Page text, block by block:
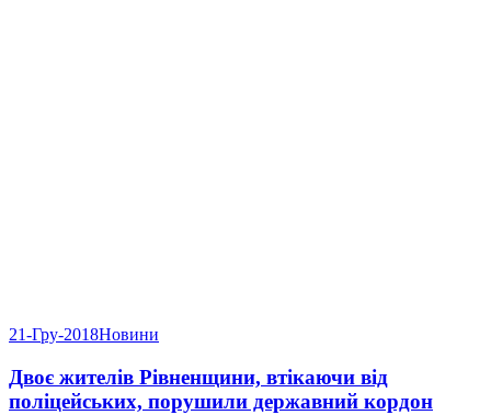
21-Гру-2018Новини
Двоє жителів Рівненщини, втікаючи від
поліцейських, порушили державний кордон